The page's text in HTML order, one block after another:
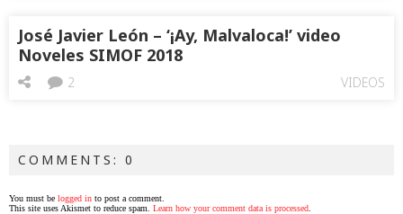
José Javier León – ‘¡Ay, Malvaloca!’ video
Noveles SIMOF 2018
VIDEOS
2
COMMENTS: 0
You must be logged in to post a comment.
This site uses Akismet to reduce spam. Learn how your comment data is processed